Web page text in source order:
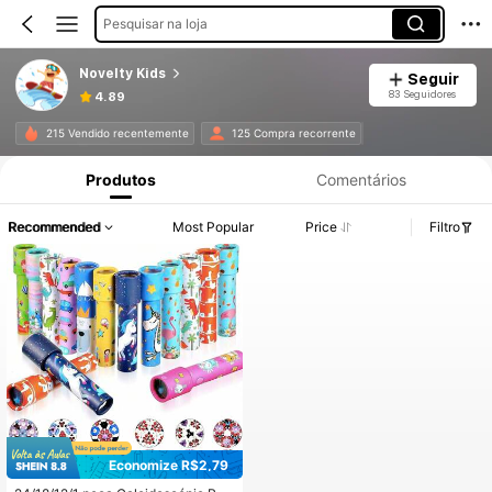
Pesquisar na loja
Novelty Kids
4.89
Seguir
83 Seguidores
215 Vendido recentemente 125 Compra recorrente
Produtos Comentários
Recommended Most Popular Price Filtro
Economize R$2,79